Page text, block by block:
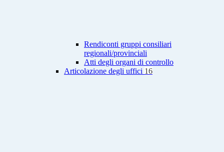
Rendiconti gruppi consiliari
regionali/provinciali
Atti degli organi di controllo
Articolazione degli uffici 16